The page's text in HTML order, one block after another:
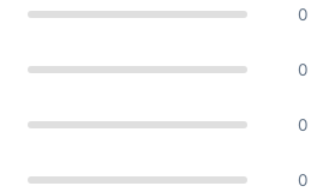
0
0
0
0